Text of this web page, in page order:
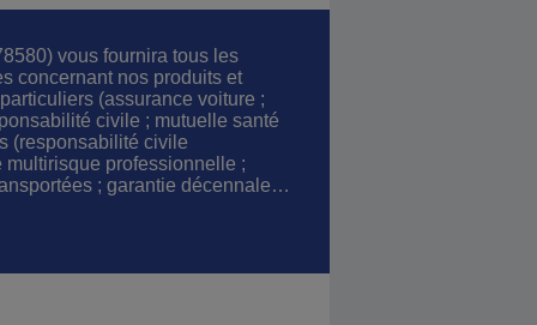
vous fournira tous les
concernant nos produits et
(assurance voiture ;
civile ; mutuelle santé
(responsabilité civile
professionnelle ;
; garantie décennale…